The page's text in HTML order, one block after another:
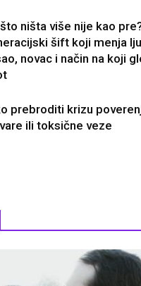
ništa više nije kao
šift koji menja
novac i način na koji
prebroditi krizu
ili toksične veze